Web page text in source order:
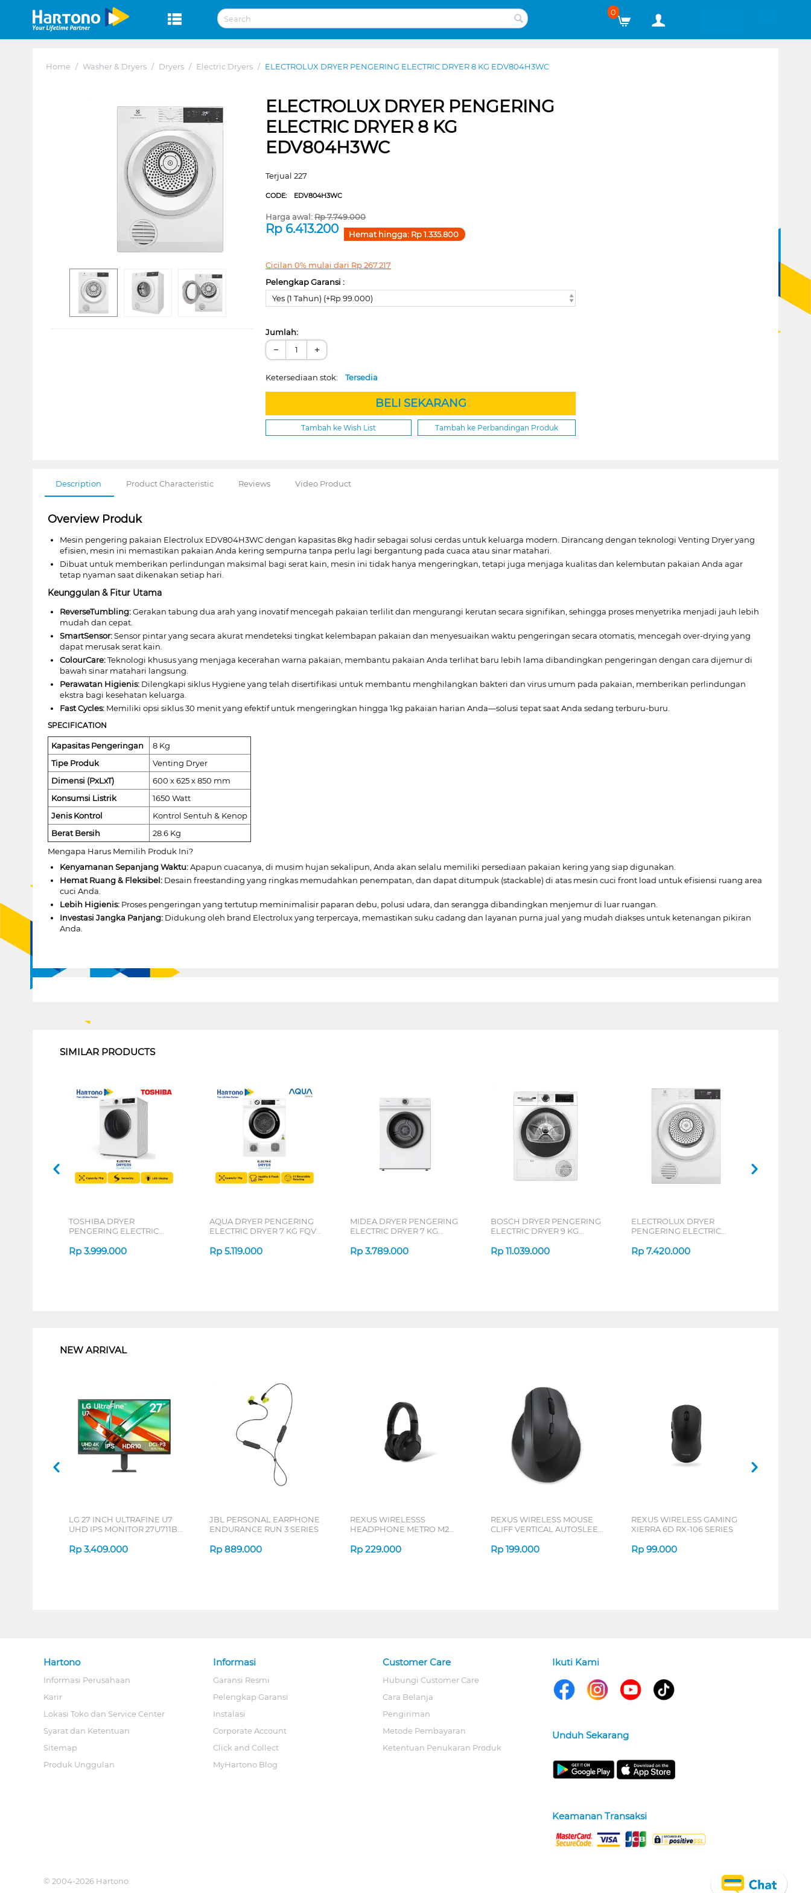
0
Home / Washer & Dryers / Dryers / Electric Dryers / ELECTROLUX DRYER PENGERING ELECTRIC DRYER 8 KG EDV804H3WC
ELECTROLUX DRYER PENGERING
ELECTRIC DRYER 8 KG
EDV804H3WC
Terjual 227
CODE: EDV804H3WC
Harga awal:Rp7.749.000
Rp 6.413.200 Hemat hingga: Rp1.335.800
Cicilan 0% mulai dari Rp267.217
Pelengkap Garansi :
Yes (1 Tahun) (+Rp 99.000)
Jumlah:
− +
Ketersediaan stok:Tersedia
BELI SEKARANG
Tambah ke Wish List Tambah ke Perbandingan Produk
Description Product Characteristic Reviews Video Product
Overview Produk
Mesin pengering pakaian Electrolux EDV804H3WC dengan kapasitas 8kg hadir sebagai solusi cerdas untuk keluarga modern. Dirancang dengan teknologi Venting Dryer yang
efisien, mesin ini memastikan pakaian Anda kering sempurna tanpa perlu lagi bergantung pada cuaca atau sinar matahari.
Dibuat untuk memberikan perlindungan maksimal bagi serat kain, mesin ini tidak hanya mengeringkan, tetapi juga menjaga kualitas dan kelembutan pakaian Anda agar
tetap nyaman saat dikenakan setiap hari.
Keunggulan & Fitur Utama
ReverseTumbling:Gerakan tabung dua arah yang inovatif mencegah pakaian terlilit dan mengurangi kerutan secara signifikan, sehingga proses menyetrika menjadi jauh lebih
mudah dan cepat.
SmartSensor:Sensor pintar yang secara akurat mendeteksi tingkat kelembapan pakaian dan menyesuaikan waktu pengeringan secara otomatis, mencegah over-drying yang
dapat merusak serat kain.
ColourCare:Teknologi khusus yang menjaga kecerahan warna pakaian, membantu pakaian Anda terlihat baru lebih lama dibandingkan pengeringan dengan cara dijemur di
bawah sinar matahari langsung.
Perawatan Higienis:Dilengkapi siklus Hygiene yang telah disertifikasi untuk membantu menghilangkan bakteri dan virus umum pada pakaian, memberikan perlindungan
ekstra bagi kesehatan keluarga.
Fast Cycles:Memiliki opsi siklus 30 menit yang efektif untuk mengeringkan hingga 1kg pakaian harian Anda—solusi tepat saat Anda sedang terburu-buru.
SPECIFICATION
Kapasitas Pengeringan
8 Kg
Tipe Produk
Venting Dryer
Dimensi (PxLxT)
600 x 625 x 850 mm
Konsumsi Listrik
1650 Watt
Jenis Kontrol
Kontrol Sentuh & Kenop
Berat Bersih
28.6 Kg
Mengapa Harus Memilih Produk Ini?
Kenyamanan Sepanjang Waktu:Apapun cuacanya, di musim hujan sekalipun, Anda akan selalu memiliki persediaan pakaian kering yang siap digunakan.
Hemat Ruang & Fleksibel:Desain freestanding yang ringkas memudahkan penempatan, dan dapat ditumpuk (stackable) di atas mesin cuci front load untuk efisiensi ruang area
cuci Anda.
Lebih Higienis:Proses pengeringan yang tertutup meminimalisir paparan debu, polusi udara, dan serangga dibandingkan menjemur di luar ruangan.
Investasi Jangka Panjang:Didukung oleh brand Electrolux yang terpercaya, memastikan suku cadang dan layanan purna jual yang mudah diakses untuk ketenangan pikiran
Anda.
SIMILAR PRODUCTS
TOSHIBA DRYER
PENGERING ELECTRIC
Rp 3.999.000
AQUA DRYER PENGERING
ELECTRIC DRYER 7 KG FQV-
Rp 5.119.000
MIDEA DRYER PENGERING
ELECTRIC DRYER 7 KG
Rp 3.789.000
BOSCH DRYER PENGERING
ELECTRIC DRYER 9 KG
Rp 11.039.000
ELECTROLUX DRYER
PENGERING ELECTRIC
Rp 7.420.000
NEW ARRIVAL
LG 27 INCH ULTRAFINE U7
UHD IPS MONITOR 27U711B-
Rp 3.409.000
JBL PERSONAL EARPHONE
ENDURANCE RUN 3 SERIES
Rp 889.000
REXUS WIRELESSS
HEADPHONE METRO M2
Rp 229.000
REXUS WIRELESS MOUSE
CLIFF VERTICAL AUTOSLEEP
Rp 199.000
REXUS WIRELESS GAMING
XIERRA 6D RX-106 SERIES
Rp 99.000
Hartono
Informasi Perusahaan
Karir
Lokasi Toko dan Service Center
Syarat dan Ketentuan
Sitemap
Produk Unggulan
Informasi
Garansi Resmi
Pelengkap Garansi
Instalasi
Corporate Account
Click and Collect
MyHartono Blog
Customer Care
Hubungi Customer Care
Cara Belanja
Pengiriman
Metode Pembayaran
Ketentuan Penukaran Produk
Ikuti Kami
Unduh Sekarang
Keamanan Transaksi
© 2004-2026 Hartono.